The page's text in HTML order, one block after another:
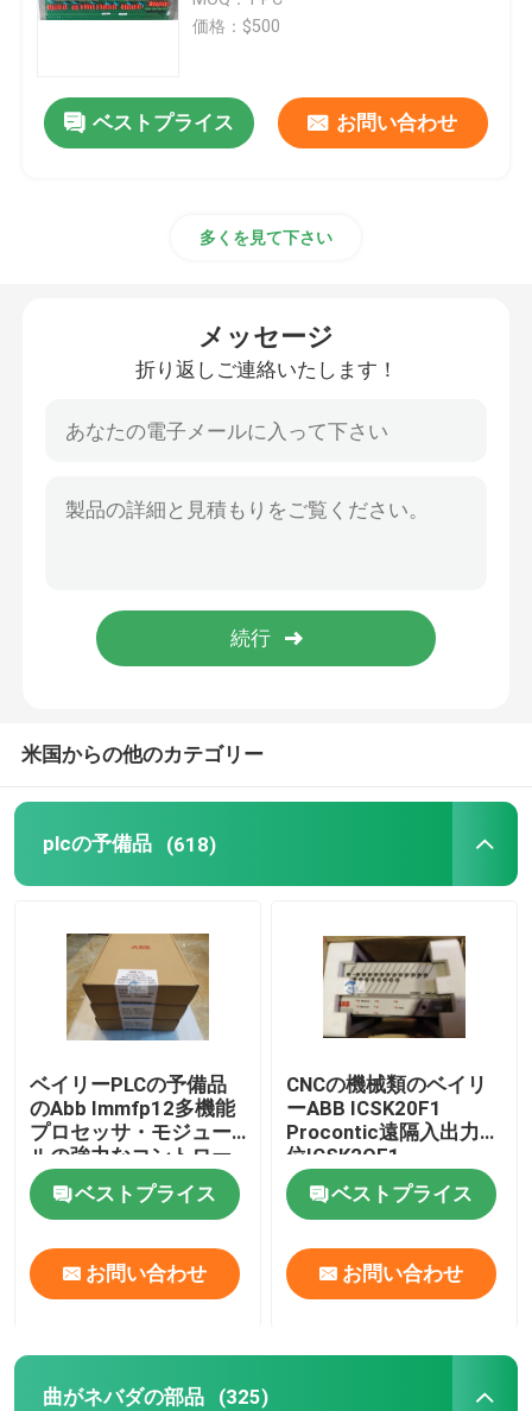
ICS Triplex PLC
ハネウェル社の予備品
woodwardモジュール
エマーソンEpro
エマーソンのデルタV DCS
シュナイダー電気部品
Westinghouseの大喝采
横川町モジュール
Bachmannモジュール
Hima PLC
Siemens モジュール
BRモジュール
価格：$500
ベストプライス お問い合わせ
多くを見て下さい
メッセージ
折り返しご連絡いたします！
米国からの他のカテゴリー
plcの予備品 (618)
ベイリーPLCの予備品
のAbb Immfp12多機能
プロセッサ・モジュー
ルの強力なコントロー
ラー
ベストプライス
お問い合わせ
CNCの機械類のベイリ
ーABB ICSK20F1
Procontic遠隔入出力単
位ICSK2OF1
ベストプライス
お問い合わせ
曲がネバダの部品 (325)